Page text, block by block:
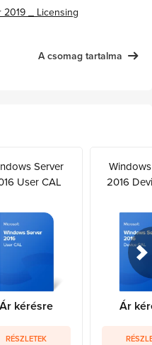
2019 _ Licensing
A csomag tartalma
Server
User CAL
Ár kérésre
RÉSZLETEK
2016
Ár